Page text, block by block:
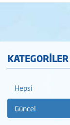
KATEGORİLER
Hepsi
Güncel